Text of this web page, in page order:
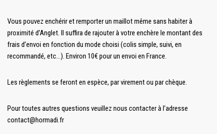
Vous pouvez enchérir et remporter un maillot même sans habiter à
proximité d’Anglet. Il suffira de rajouter à votre enchère le montant des
frais d’envoi en fonction du mode choisi (colis simple, suivi, en
recommandé, etc…). Environ 10€ pour un envoi en France.
Les règlements se feront en espèce, par virement ou par chèque.
Pour toutes autres questions veuillez nous contacter à l’adresse
contact@hormadi.fr